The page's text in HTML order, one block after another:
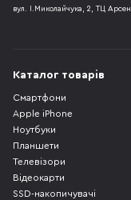
вул. І.Миколайчука, 2, ТЦ Арсен
Каталог товарів
Смартфони
Apple iPhone
Ноутбуки
Планшети
Телевізори
Відеокарти
SSD-накопичувачі